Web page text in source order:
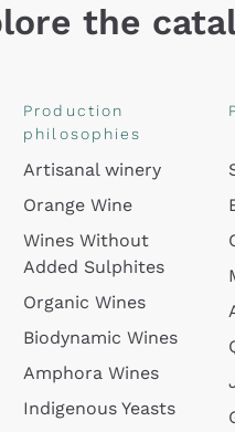
the
Production
philosophies
Artisanal winery
Orange Wine
Wines Without
Added Sulphites
Organic Wines
Biodynamic Wines
Amphora Wines
Indigenous Yeasts